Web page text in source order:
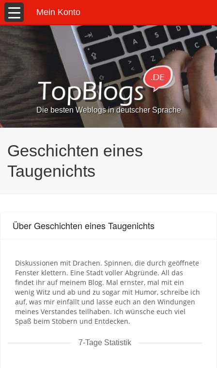
Mein Konto
Die besten Weblogs in deutscher Sprache
Geschichten eines
Taugenichts
Über Geschichten eines Taugenichts
Diskussionen mit Drachen. Spinnen, die durch geöffnete
Fenster klettern. Eine Stadt voller Abgründe. All das
findet ihr auf meinem Blog. Mal ernster, mal mit ein
wenig Witz und ab und zu sogar mit Humor, schreibe ich
auf, was mir einfällt und lasse euch an den Windungen
meines Verstandes teilhaben. Ich wünsche euch viel
Spaß beim Stöbern und Entdecken.
7-Tage Statistik